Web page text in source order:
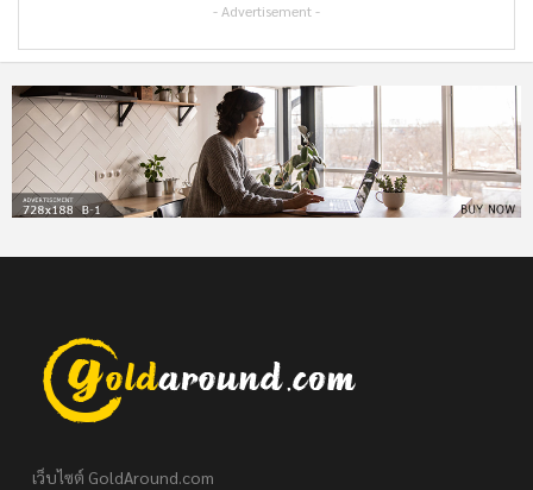
- Advertisement -
เว็บไซต์ GoldAround.com